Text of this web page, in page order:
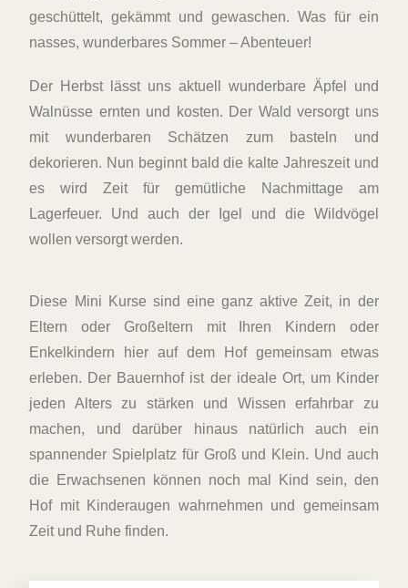
geschüttelt, gekämmt und gewaschen. Was für ein
nasses, wunderbares Sommer – Abenteuer!
Der Herbst lässt uns aktuell wunderbare Äpfel und
Walnüsse ernten und kosten. Der Wald versorgt uns
mit wunderbaren Schätzen zum basteln und
dekorieren. Nun beginnt bald die kalte Jahreszeit und
es wird Zeit für gemütliche Nachmittage am
Lagerfeuer. Und auch der Igel und die Wildvögel
wollen versorgt werden.
Diese Mini Kurse sind eine ganz aktive Zeit, in der
Eltern oder Großeltern mit Ihren Kindern oder
Enkelkindern hier auf dem Hof gemeinsam etwas
erleben. Der Bauernhof ist der ideale Ort, um Kinder
jeden Alters zu stärken und Wissen erfahrbar zu
machen, und darüber hinaus natürlich auch ein
spannender Spielplatz für Groß und Klein. Und auch
die Erwachsenen können noch mal Kind sein, den
Hof mit Kinderaugen wahrnehmen und gemeinsam
Zeit und Ruhe finden.